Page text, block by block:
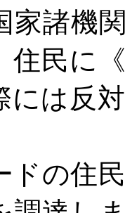
家諸機
住民に
には反
の住